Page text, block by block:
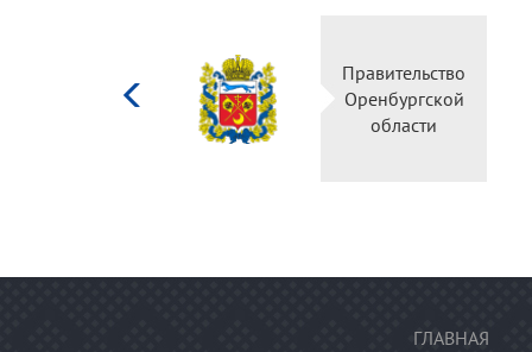
Министерство
культуры
Российской
федерации
ГЛАВНАЯ